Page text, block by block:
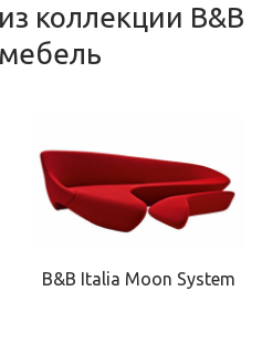
коллекции B&B
B&B Italia Moon System